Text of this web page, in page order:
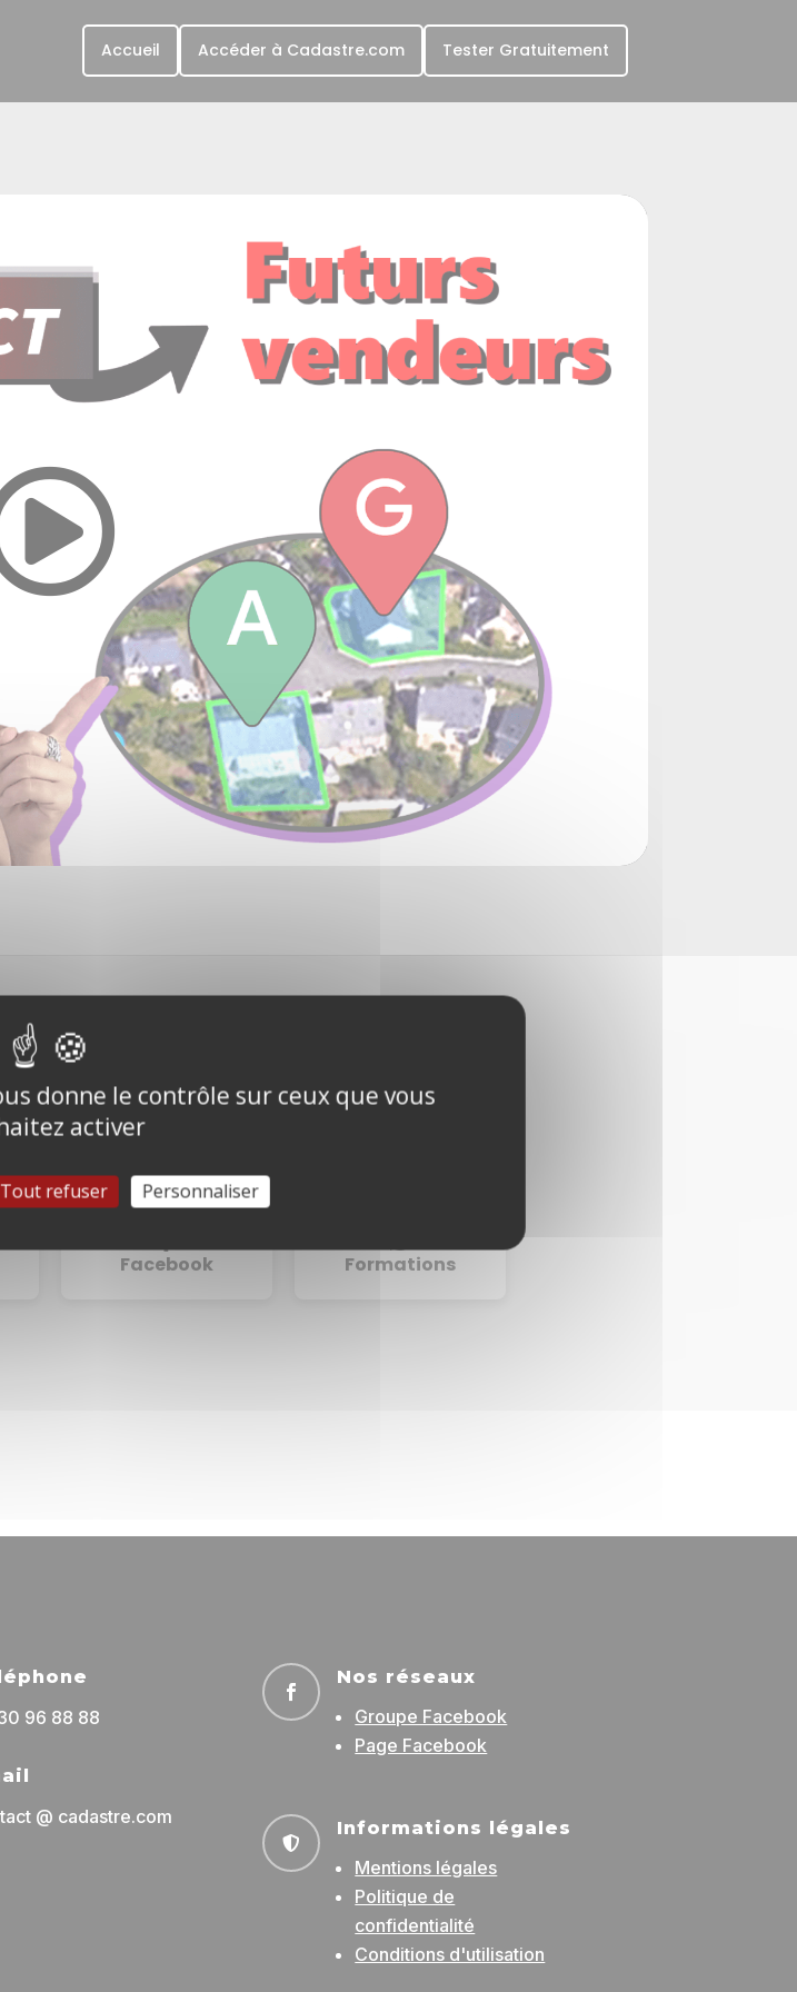
Accueil Accéder à Cadastre.com Tester Gratuitement
Tarif individuel
Facebook Formations
96 88 88
@ cadastre.com

Nos réseaux
Groupe Facebook
Page Facebook

Informations légales
Mentions légales
Politique de
confidentialité
Conditions d'utilisation
donne le contrôle sur ceux que vous
activer
Tout refuser Personnaliser